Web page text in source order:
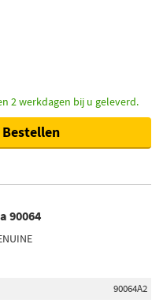
2 werkdagen bij u geleverd.
Bestellen
90064
90064A2